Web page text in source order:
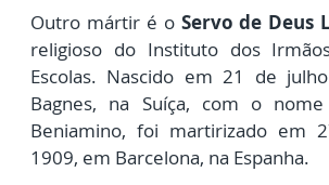
Outro mártir é o Servo de Deus
religioso do Instituto dos
Escolas. Nascido em 21 de
Bagnes, na Suíça, com o
Beniamino, foi martirizado em
1909, em Barcelona, na Espanha.